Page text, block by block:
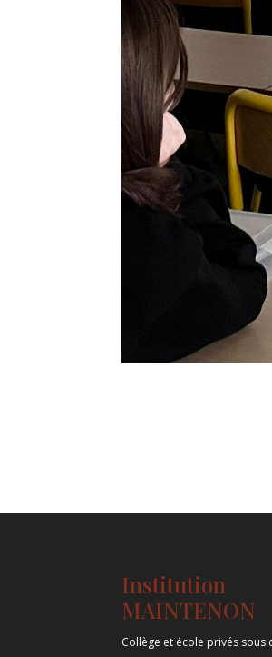
Institution
MAINTENON
Collège et école privés sous